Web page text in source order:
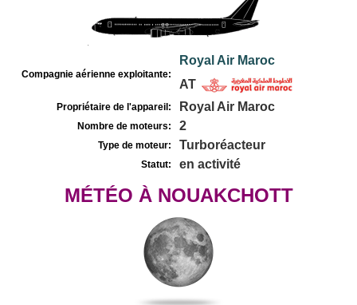
Compagnie aérienne exploitante:
Royal Air Maroc
AT
Propriétaire de l'appareil: Royal Air Maroc
Nombre de moteurs: 2
Type de moteur: Turboréacteur
Statut: en activité
MÉTÉO À NOUAKCHOTT